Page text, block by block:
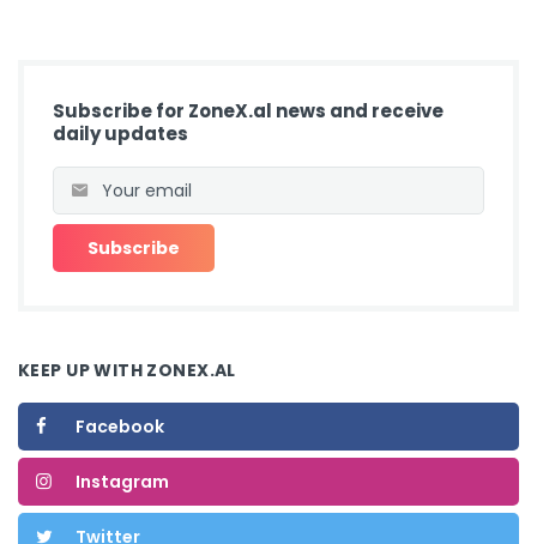
Subscribe for ZoneX.al news and receive
daily updates
KEEP UP WITH ZONEX.AL
Facebook
Instagram
Twitter